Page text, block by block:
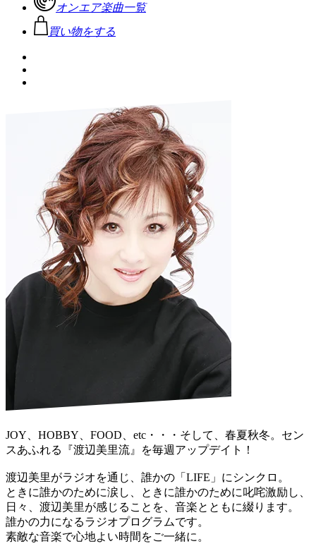
オンエア楽曲一覧
買い物をする
JOY、HOBBY、FOOD、etc・・・そして、春夏秋冬。セン
スあふれる『渡辺美里流』を毎週アップデイト！
渡辺美里がラジオを通じ、誰かの「LIFE」にシンクロ。
ときに誰かのために涙し、ときに誰かのために叱咤激励し、
日々、渡辺美里が感じることを、音楽とともに綴ります。
誰かの力になるラジオプログラムです。
素敵な音楽で心地よい時間をご一緒に。